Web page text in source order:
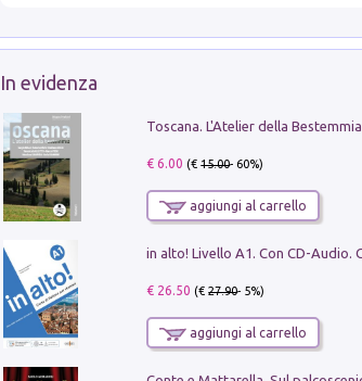
In evidenza
Toscana. L'Atelier della Bestemmia
€ 6.00 (€15.00- 60%)
aggiungi al carrello
€ 26.50 (€27.90- 5%)
aggiungi al carrello